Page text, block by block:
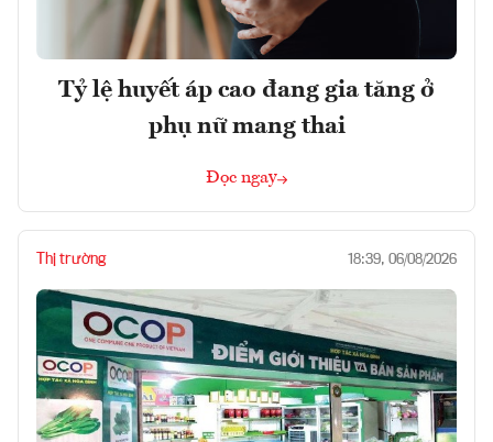
Tỷ lệ huyết áp cao đang gia tăng ở
phụ nữ mang thai
Đọc ngay
Thị trường 18:39, 06/08/2026